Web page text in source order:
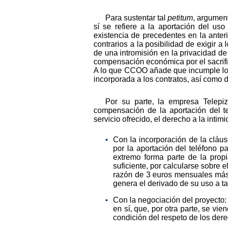
Para sustentar talpetitum,
sí se refiere a la aportación del
existencia de precedentes en la
contrarios a la posibilidad de exigir a
de una intromisión en la privacidad
compensación económica por el
A lo que CCOO añade que incumple
incorporada a los contratos, así como
Por su parte, la empresa
compensación de la aportación del
servicio ofrecido, el derecho a la
Con la incorporación de la
por la aportación del teléfono
extremo forma parte de la
suficiente, por calcularse sobre
razón de 3 euros mensuales
genera el derivado de su uso a
Con la negociación del
en sí, que, por otra parte, se
condición del respeto de los